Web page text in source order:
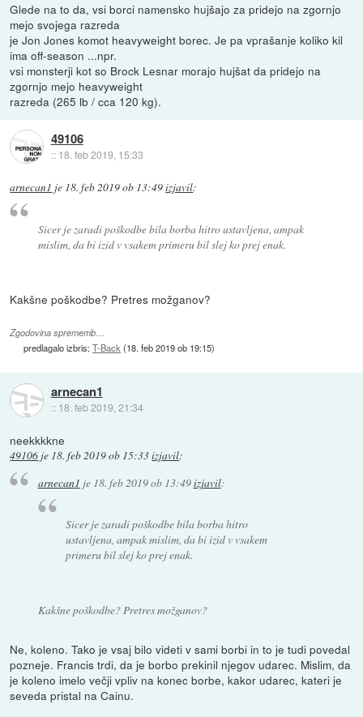
Glede na to da, vsi borci namensko hujšajo za pridejo na zgornjo
mejo svojega razreda
je Jon Jones komot heavyweight borec. Je pa vprašanje koliko kil
ima off-season ...npr.
vsi monsterji kot so Brock Lesnar morajo hujšat da pridejo na
zgornjo mejo heavyweight
razreda (265 lb / cca 120 kg).
49106
:: 18. feb 2019, 15:33
arnecan1 je 18. feb 2019 ob 13:49izjavil:
Sicer je zaradi poškodbe bila borba hitro ustavljena, ampak
mislim, da bi izid v vsakem primeru bil slej ko prej enak.
Kakšne poškodbe? Pretres možganov?
Zgodovina sprememb…
predlagalo izbris:T-Back (18. feb 2019 ob 19:15)
arnecan1
:: 18. feb 2019, 21:34
neekkkkne
49106 je 18. feb 2019 ob 15:33izjavil:
arnecan1 je 18. feb 2019 ob 13:49izjavil:
Sicer je zaradi poškodbe bila borba hitro
ustavljena, ampak mislim, da bi izid v vsakem
primeru bil slej ko prej enak.
Kakšne poškodbe? Pretres možganov?
Ne, koleno. Tako je vsaj bilo videti v sami borbi in to je tudi povedal
pozneje. Francis trdi, da je borbo prekinil njegov udarec. Mislim, da
je koleno imelo večji vpliv na konec borbe, kakor udarec, kateri je
seveda pristal na Cainu.